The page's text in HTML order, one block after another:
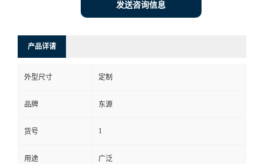
发送咨询信息
产品详请
外型尺寸 定制
品牌 东源
货号 1
用途 广泛